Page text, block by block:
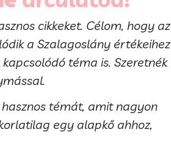
cikkeket. Célom, hogy az
a Szalagoslány értékeihez
téma is. Szeretnék
témát, amit nagyon
egy alapkő ahhoz,